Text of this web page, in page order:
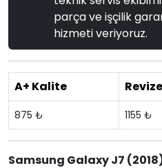
parça ve işçilik
hizmeti veriyoruz.
A+ Kalite Revize
875 ₺ 1155 ₺
Samsung Galaxy J7